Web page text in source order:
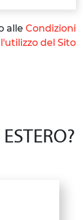
alle Condizioni
del Sito